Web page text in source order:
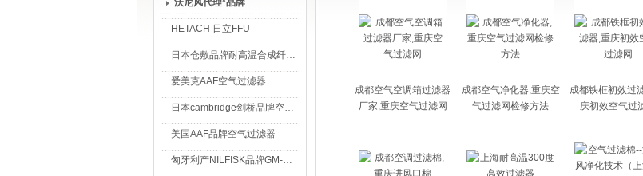
沃尼风代理*品牌
HETACH 日立FFU
日本仓敷品牌耐高温合成纤维过滤棉
爱美克AAF空气过滤器
日本cambridge剑桥品牌空气过滤器
美国AAF品牌空气过滤器
匈牙利产NILFISK品牌GM-80无尘室专用吸尘器
成都空气空调箱过滤器
厂家,重庆空气过滤网
成都空气净化器,重庆空
气过滤网检修方法
成都铁框初效过
庆初效空气过